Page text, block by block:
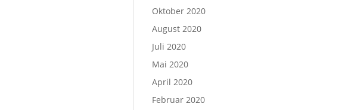
Oktober 2020
August 2020
Juli 2020
Mai 2020
April 2020
Februar 2020